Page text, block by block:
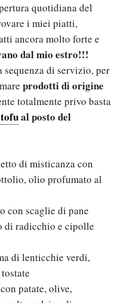
quotidiana del
i miei piatti,
ancora molto forte e
dal mio estro!!!
sequenza di servizio, per
prodotti di origine
totalmente privo basta
tofual posto del
di misticanza con
olio profumato al
con scaglie di pane
di radicchio e cipolle
di lenticchie verdi,
patate, olive,